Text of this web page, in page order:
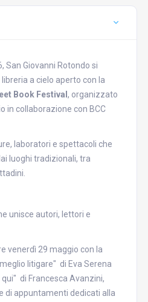
San Giovanni Rotondo si
a cielo aperto con la
Book Festival , organizzato
in collaborazione con BCC
laboratori e spettacoli che
luoghi tradizionali, tra
unisce autori, lettori e
venerdì 29 maggio con la
litigare" di Eva Serena
di Francesca Avanzini,
di appuntamenti dedicati alla